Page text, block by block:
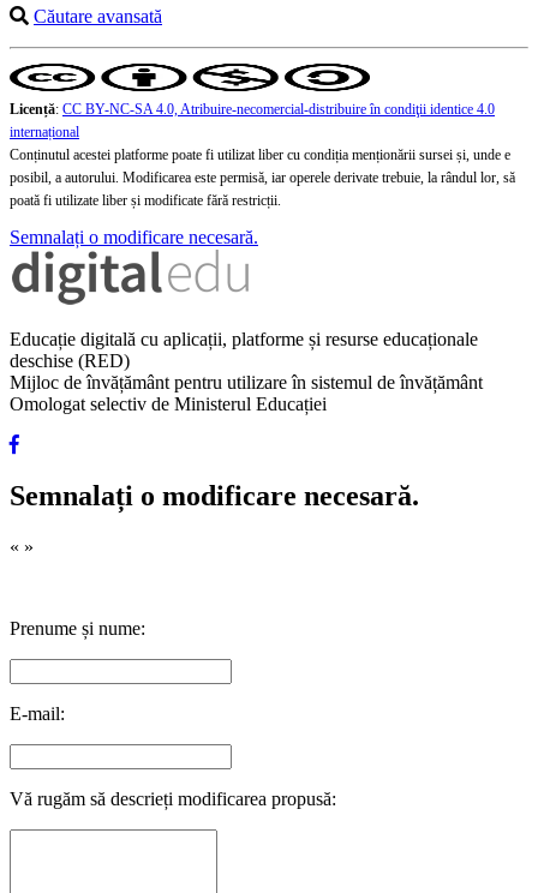
Căutare avansată
Licență: CC BY-NC-SA 4.0, Atribuire-necomercial-distribuire în condiţii identice 4.0
internațional
Conținutul acestei platforme poate fi utilizat liber cu condiția menționării sursei și, unde e
posibil, a autorului. Modificarea este permisă, iar operele derivate trebuie, la rândul lor, să
poată fi utilizate liber și modificate fără restricții.
Semnalați o modificare necesară.
Educație digitală cu aplicații, platforme și resurse educaționale
deschise (RED)
Mijloc de învățământ pentru utilizare în sistemul de învățământ
Omologat selectiv de Ministerul Educației
Semnalați o modificare necesară.
« »
Prenume și nume:
E-mail:
Vă rugăm să descrieți modificarea propusă: